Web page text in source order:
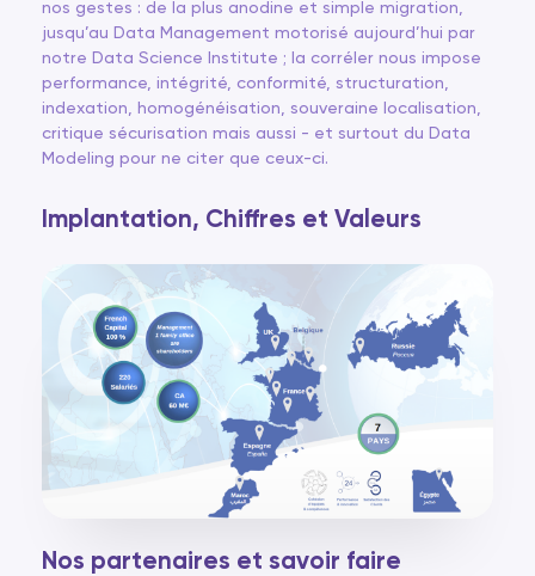
nos gestes : de la plus anodine et simple migration,
jusqu’au Data Management motorisé aujourd’hui par
notre Data Science Institute ; la corréler nous impose
performance, intégrité, conformité, structuration,
indexation, homogénéisation, souveraine localisation,
critique sécurisation mais aussi - et surtout du Data
Modeling pour ne citer que ceux-ci.
Implantation, Chiffres et Valeurs
Nos partenaires et savoir faire